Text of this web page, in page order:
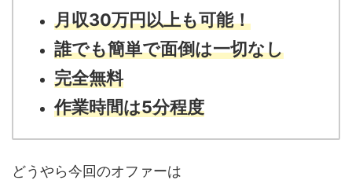
月収30万円以上も可能！
誰でも簡単で面倒は一切なし
完全無料
作業時間は5分程度
どうやら今回のオファーは